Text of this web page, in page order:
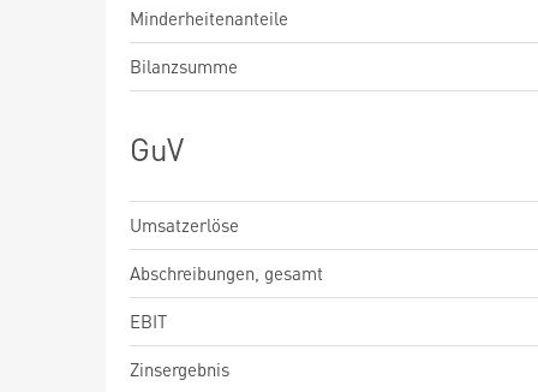
Minderheitenanteile
Bilanzsumme
GuV
Umsatzerlöse
Abschreibungen, gesamt
EBIT
Zinsergebnis